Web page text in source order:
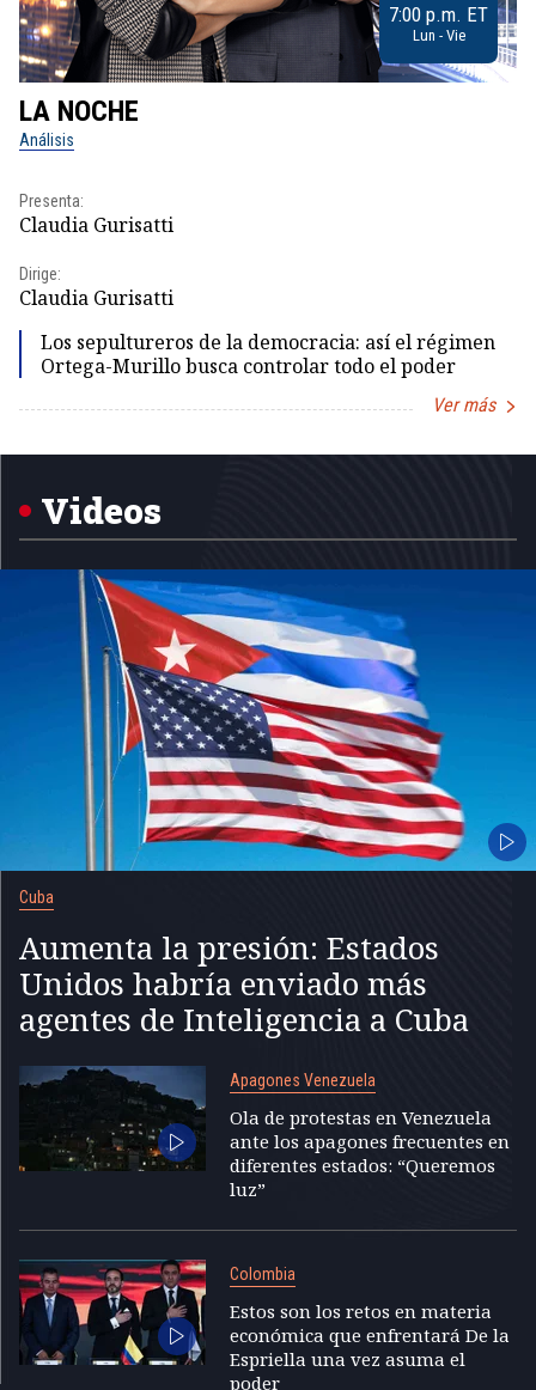
7:00 p.m. ET
Lun - Vie
LA NOCHE
Análisis
Presenta:
Claudia Gurisatti
Dirige:
Claudia Gurisatti
Los sepultureros de la democracia: así el régimen
Ortega-Murillo busca controlar todo el poder
Ver más
1
Videos
Cuba
Aumenta la presión: Estados
Unidos habría enviado más
agentes de Inteligencia a Cuba
Apagones Venezuela
Ola de protestas en Venezuela
ante los apagones frecuentes en
diferentes estados: “Queremos
luz”
Colombia
Estos son los retos en materia
económica que enfrentará De la
Espriella una vez asuma el
poder